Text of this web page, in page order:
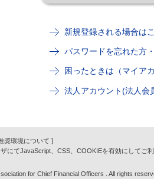
新規登録される場合は
パスワードを忘れた方
困ったときは（マイア
法人アカウント(法人会
奨環境について ]
にてJavaScript、CSS、COOKIEを有効にしてご利
for Chief Financial Officers . All rights